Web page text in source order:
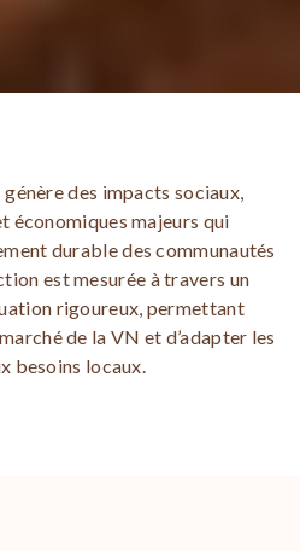
des impacts sociaux,
économiques majeurs qui
durable des communautés
est mesurée à travers un
rigoureux, permettant
de la VN et d’adapter les
besoins locaux.